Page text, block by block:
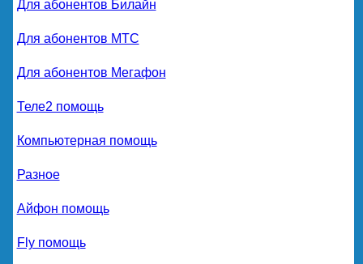
Для абонентов Билайн
Для абонентов МТС
Для абонентов Мегафон
Теле2 помощь
Компьютерная помощь
Разное
Айфон помощь
Fly помощь